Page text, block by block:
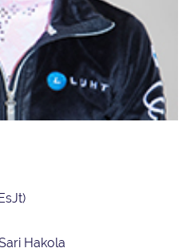
Hakola